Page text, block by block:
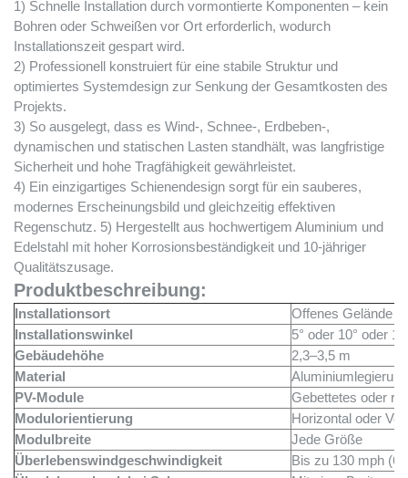
1) Schnelle Installation durch vormontierte Komponenten – kein
Bohren oder Schweißen vor Ort erforderlich, wodurch
Installationszeit gespart wird.
2) Professionell konstruiert für eine stabile Struktur und
optimiertes Systemdesign zur Senkung der Gesamtkosten des
Projekts.
3) So ausgelegt, dass es Wind-, Schnee-, Erdbeben-,
dynamischen und statischen Lasten standhält, was langfristige
Sicherheit und hohe Tragfähigkeit gewährleistet.
4) Ein einzigartiges Schienendesign sorgt für ein sauberes,
modernes Erscheinungsbild und gleichzeitig effektiven
Regenschutz. 5) Hergestellt aus hochwertigem Aluminium und
Edelstahl mit hoher Korrosionsbeständigkeit und 10-jähriger
Qualitätszusage.
Produktbeschreibung:
Installationsort
Offenes Gelände
Installationswinkel
5° oder 10° oder
Gebäudehöhe
2,3–3,5 m
Material
PV-Module
Gebettetes oder
Modulorientierung
Horizontal oder
Modulbreite
Jede Größe
Überlebenswindgeschwindigkeit
Bis zu 130 mph